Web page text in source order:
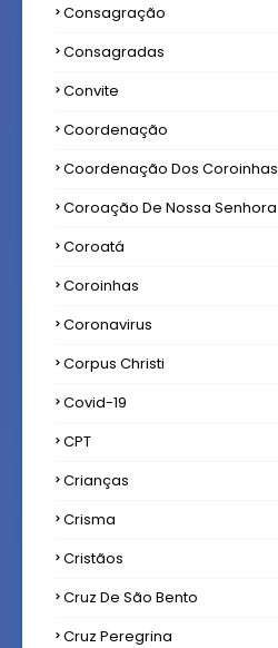
Consagração
Consagradas
Convite
Coordenação
Coordenação Dos Coroinhas
Coroação De Nossa Senhora
Coroatá
Coroinhas
Coronavirus
Corpus Christi
Covid-19
CPT
Crianças
Crisma
Cristãos
Cruz De São Bento
Cruz Peregrina